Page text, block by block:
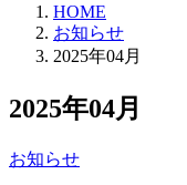
HOME
お知らせ
2025年04月
2025年04月
お知らせ